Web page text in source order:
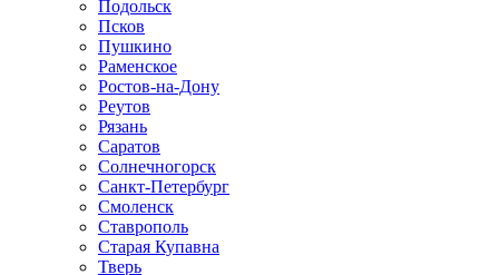
Подольск
Псков
Пушкино
Раменское
Ростов-на-Дону
Реутов
Рязань
Саратов
Солнечногорск
Санкт-Петербург
Смоленск
Ставрополь
Старая Купавна
Тверь